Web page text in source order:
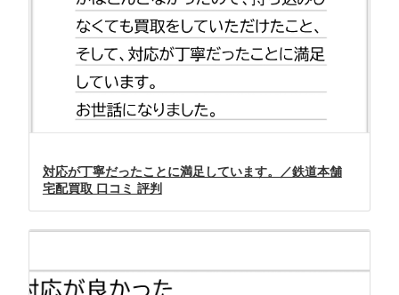
対応が丁寧だったことに満足しています。／鉄道本舗
宅配買取 口コミ 評判